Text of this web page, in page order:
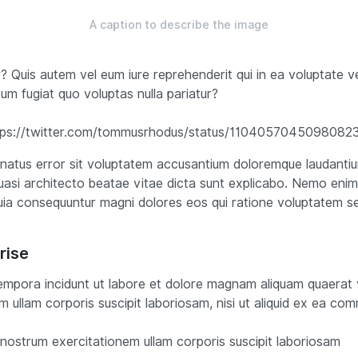
A caption to describe the image
Quis autem vel eum iure reprehenderit qui in ea voluptate
fugiat quo voluptas nulla pariatur?
twitter.com/tommusrhodus/status/
error sit voluptatem accusantium doloremque
architecto beatae vitae dicta sunt explicabo. Nemo
consequuntur magni dolores eos qui ratione voluptatem
incidunt ut labore et dolore magnam aliquam
ullam corporis suscipit laboriosam, nisi ut aliquid ex ea
exercitationem ullam corporis suscipit laboriosam